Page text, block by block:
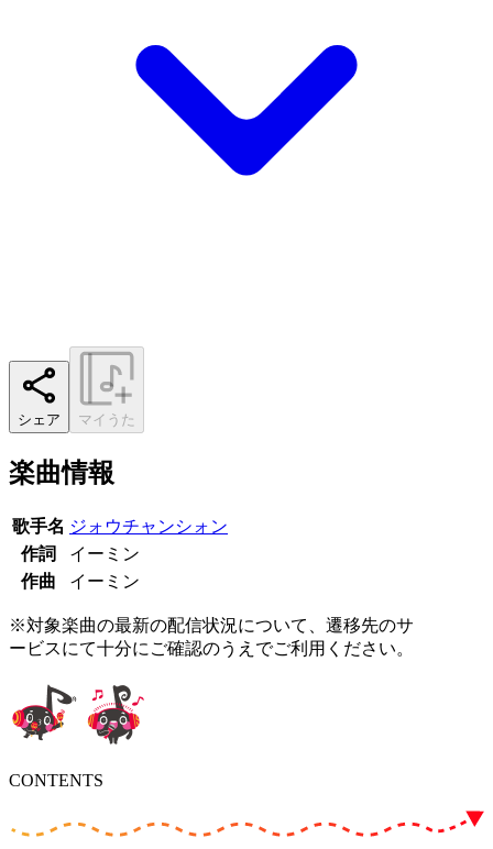
シェア マイうた
楽曲情報
歌手名 ジォウチャンシォン
作詞
イーミン
作曲
イーミン
※対象楽曲の最新の配信状況について、遷移先のサ
ービスにて十分にご確認のうえでご利用ください。
CONTENTS